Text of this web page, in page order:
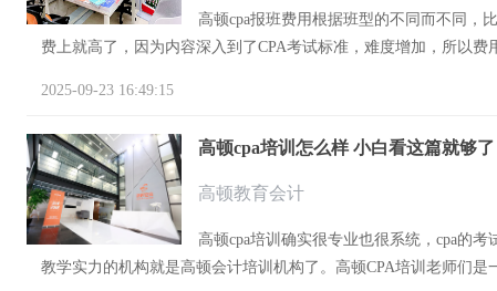
高顿cpa报班费用根据班型的不同而不同，
费上就高了，因为内容深入到了CPA考试标准，难度增加，所以费
2025-09-23 16:49:15
高顿cpa培训怎么样 小白看这篇就够了
高顿教育会计
高顿cpa培训确实很专业也很系统，cpa的
教学实力的机构就是高顿会计培训机构了。高顿CPA培训老师们是